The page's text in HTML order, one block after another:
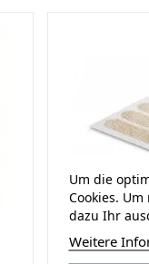
Um die
Cookies.
dazu Ihr
Weitere